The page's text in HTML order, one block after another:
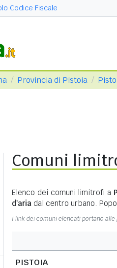
Codice Fiscale
Provincia di Pistoia
Comuni
Elenco dei comuni limitrofi a
d'aria dal centro urbano.
I link dei comuni elencati portano
PISTOIA